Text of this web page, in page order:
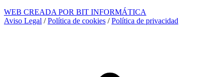
WEB CREADA POR BIT INFORMÁTICA
Aviso Legal /Política de cookies /Política de privacidad